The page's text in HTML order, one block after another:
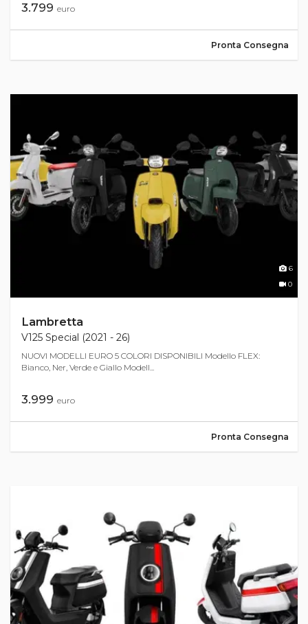
3.799 euro
Pronta Consegna
6
0
Lambretta
V125 Special (2021 - 26)
NUOVI MODELLI EURO 5 COLORI DISPONIBILI Modello FLEX:
Bianco, Ner, Verde e Giallo Modell...
3.999 euro
Pronta Consegna